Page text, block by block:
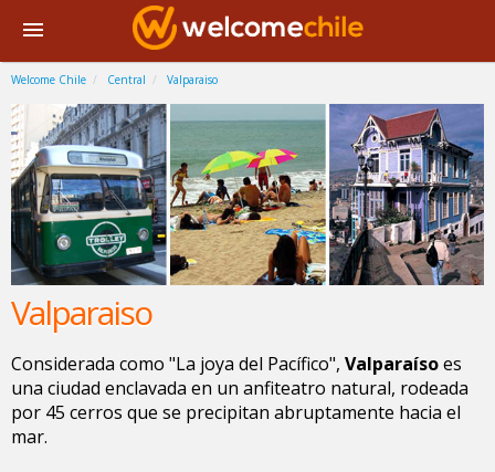
Welcome Chile Central Valparaiso
Valparaiso
Considerada como "La joya del Pacífico", Valparaísoes
una ciudad enclavada en un anfiteatro natural, rodeada
por 45 cerros que se precipitan abruptamente hacia el
mar.